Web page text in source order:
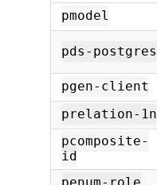
pmodel
pds-postgres
pgen-client
prelation-1n
pcomposite-
id